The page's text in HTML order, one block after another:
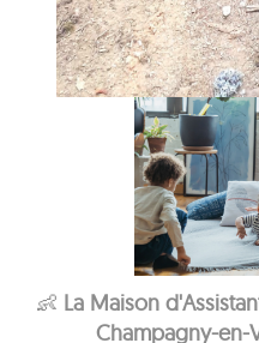
👶 La Maison
Champagny-en-